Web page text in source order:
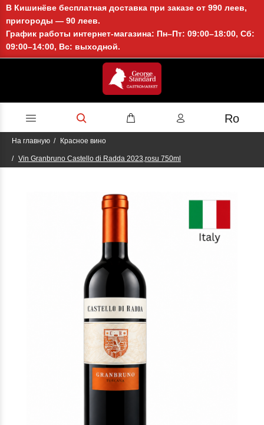
В Кишинёве бесплатная доставка при заказе от 990 леев,
пригороды — 90 леев.
График работы интернет-магазина: Пн–Пт: 09:00–18:00, Сб:
09:00–14:00, Вс: выходной.
Ro
На главную Красное вино
Vin Granbruno Castello di Radda 2023,rosu 750ml